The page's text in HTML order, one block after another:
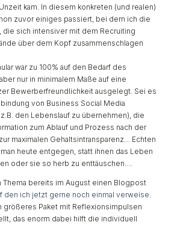
kam. In diesem konkreten (und realen)
zuvor einiges passiert, bei dem ich die
die sich intensiver mit dem Recruiting
über dem Kopf zusammenschlagen
war zu 100% auf den Bedarf des
nur in minimalem Maße auf eine
Bewerberfreundlichkeit ausgelegt. Sei es
von Business Social Media
den Lebenslauf zu übernehmen), die
zum Ablauf und Prozess nach der
maximalen Gehaltsintransparenz… Echten
heute entgegen, statt ihnen das Leben
oder sie so herb zu enttäuschen….
Thema bereits im August einen Blogpost
den ich jetzt gerne noch einmal verweise
größeres Paket mit Reflexionsimpulsen
das enorm dabei hilft die individuell